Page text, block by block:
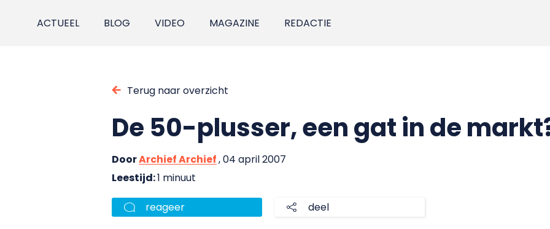
ACTUEEL BLOG VIDEO MAGAZINE REDACTIE
Terug naar overzicht
De 50-plusser, een gat in de
DoorArchief Archief, 04 april 2007
Leestijd:1 minuut
reageer deel